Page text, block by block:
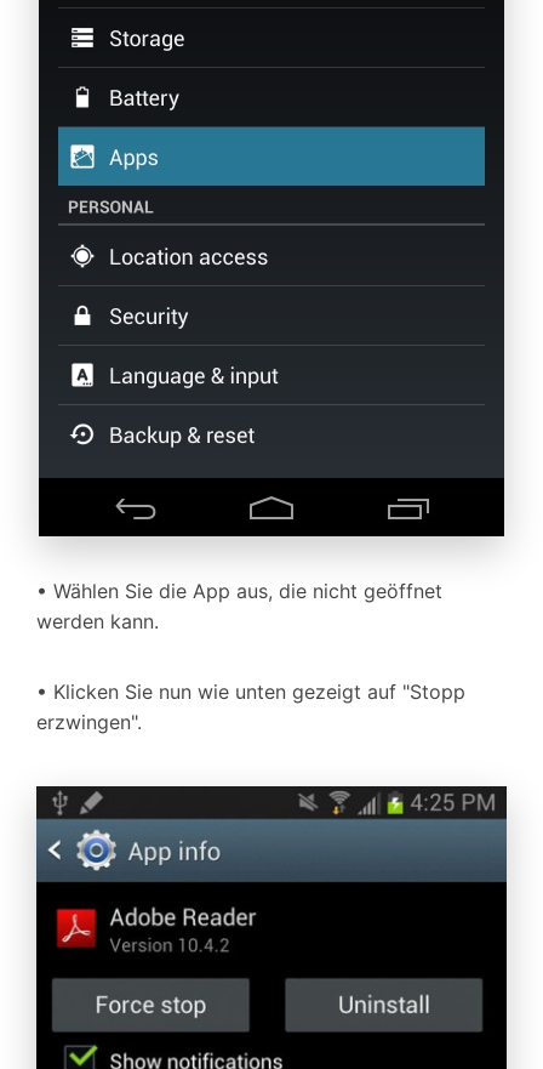
• Wählen Sie die App aus, die nicht geöffnet
werden kann.
• Klicken Sie nun wie unten gezeigt auf "Stopp
erzwingen".